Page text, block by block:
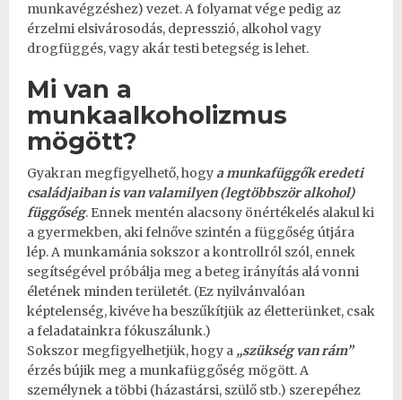
munkavégzéshez) vezet. A folyamat vége pedig az
érzelmi elsivárosodás, depresszió, alkohol vagy
drogfüggés, vagy akár testi betegség is lehet.
Mi van a
munkaalkoholizmus
mögött?
Gyakran megfigyelhető, hogya munkafüggők eredeti
családjaiban is van valamilyen (legtöbbször alkohol)
függőség. Ennek mentén alacsony önértékelés alakul ki
a gyermekben, aki felnőve szintén a függőség útjára
lép. A munkamánia sokszor a kontrollról szól, ennek
segítségével próbálja meg a beteg irányítás alá vonni
életének minden területét. (Ez nyilvánvalóan
képtelenség, kivéve ha beszűkítjük az életterünket, csak
a feladatainkra fókuszálunk.)
Sokszor megfigyelhetjük, hogy a „szükség van rám”
érzés bújik meg a munkafüggőség mögött. A
személynek a többi (házastársi, szülő stb.) szerepéhez